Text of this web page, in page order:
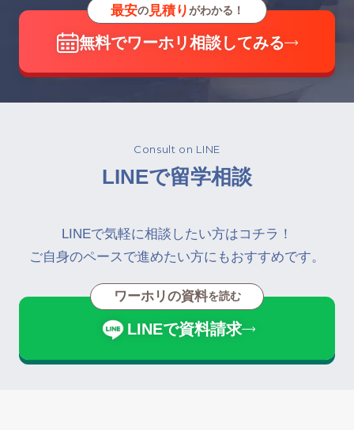
最安の見積りがわかる！
無料でワーホリ相談してみる
Consult on LINE
LINEで留学相談
LINEで気軽に相談したい方はコチラ！
ご自身のペースで進めたい方にもおすすめです。
ワーホリの資料を読む
LINEで資料請求